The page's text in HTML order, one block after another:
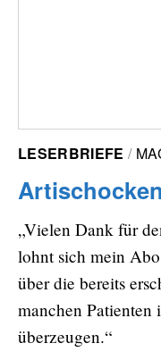
LESERBRIEFE
„Vielen Dank für
lohnt sich mein
über die bereits
manchen Patienten
überzeugen.“